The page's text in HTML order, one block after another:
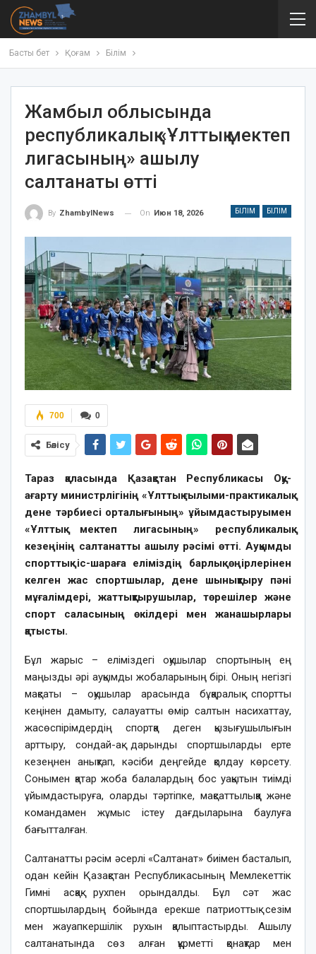
Басты бет Қоғам Білім
Жамбыл облысында
республикалық «Ұлттық мектеп
лигасының» ашылу
салтанаты өтті
БІЛІМ БІЛІМ
By ZhambylNews On Июн 18, 2026
0
700
Бөлісу
Тараз қаласында Қазақстан Республикасы Оқу-
ағарту министрлігінің «Ұлттық ғылыми-практикалық
дене тәрбиесі орталығының» ұйымдастыруымен
«Ұлттық мектеп лигасының» республикалық
кезеңінің салтанатты ашылу рәсімі өтті. Ауқымды
спорттық іс-шараға еліміздің барлық өңірлерінен
келген жас спортшылар, дене шынықтыру пәні
мұғалімдері, жаттықтырушылар, төрешілер және
спорт саласының өкілдері мен жанашырлары
қатысты.
Бұл жарыс – еліміздегі оқушылар спортының ең
маңызды әрі ауқымды жобаларының бірі. Оның негізгі
мақсаты – оқушылар арасында бұқаралық спортты
кеңінен дамыту, салауатты өмір салтын насихаттау,
жасөспірімдердің спортқа деген қызығушылығын
арттыру, сондай-ақ дарынды спортшыларды ерте
кезеңнен анықтап, кәсіби деңгейде қолдау көрсету.
Сонымен қатар жоба балалардың бос уақытын тиімді
ұйымдастыруға, оларды тәртіпке, мақсаттылыққа және
командамен жұмыс істеу дағдыларына баулуға
бағытталған.
Салтанатты рәсім әсерлі «Салтанат» биімен басталып,
одан кейін Қазақстан Республикасының Мемлекеттік
Гимні асқақ рухпен орындалды. Бұл сәт жас
спортшылардың бойында ерекше патриоттық сезім
мен жауапкершілік рухын қалыптастырды. Ашылу
салтанатында сөз алған құрметті қонақтар мен